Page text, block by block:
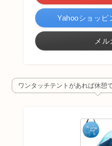
Yahooショッピ
メル
ワンタッチテントがあれば休憩